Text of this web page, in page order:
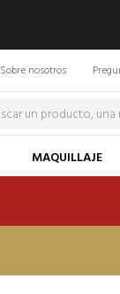
Sobre nosotros
MAQUILLAJE